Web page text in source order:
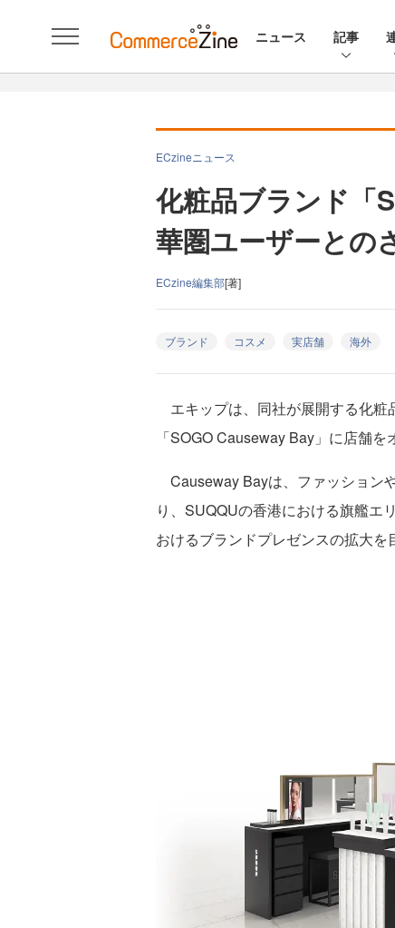
ニュース 記事
ECzineニュース
化粧品ブランド
華圏ユーザーとの
ECzine編集部[著]
ブランド コスメ 実店舗 海外
エキップは、同社が展開する化粧
「SOGO Causeway Bay」に店舗を
Causeway Bayは、ファッション
り、SUQQUの香港における旗艦エ
おけるブランドプレゼンスの拡大を